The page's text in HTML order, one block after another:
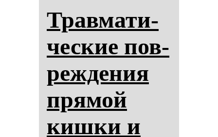
Трав­ма­ти­
чес­кие пов­
реж­де­ния
пря­мой
киш­ки и